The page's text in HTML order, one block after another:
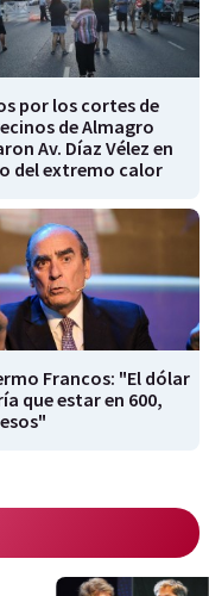
por los cortes de
de Almagro
Av. Díaz Vélez en
del extremo calor
Francos: "El dólar
que estar en 600,